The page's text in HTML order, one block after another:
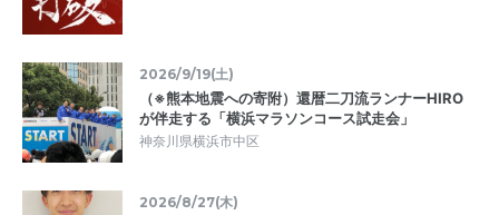
2026/9/19(土)
（※熊本地震への寄附）還暦二刀流ランナーHIRO
が伴走する「横浜マラソンコース試走会」
神奈川県横浜市中区
2026/8/27(木)